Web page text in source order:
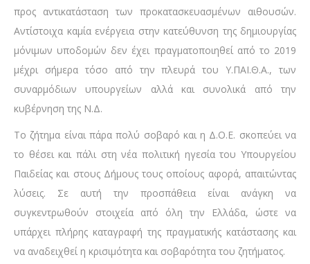
προς αντικατάσταση των προκατασκευασμένων αιθουσών.
Αντίστοιχα καμία ενέργεια στην κατεύθυνση της δημιουργίας
μόνιμων υποδομών δεν έχει πραγματοποιηθεί από το 2019
μέχρι σήμερα τόσο από την πλευρά του Υ.ΠΑΙ.Θ.Α., των
συναρμόδιων υπουργείων αλλά και συνολικά από την
κυβέρνηση της Ν.Δ.
Το ζήτημα είναι πάρα πολύ σοβαρό και η Δ.Ο.Ε. σκοπεύει να
το θέσει και πάλι στη νέα πολιτική ηγεσία του Υπουργείου
Παιδείας και στους Δήμους τους οποίους αφορά, απαιτώντας
λύσεις. Σε αυτή την προσπάθεια είναι ανάγκη να
συγκεντρωθούν στοιχεία από όλη την Ελλάδα, ώστε να
υπάρχει πλήρης καταγραφή της πραγματικής κατάστασης και
να αναδειχθεί η κρισιμότητα και σοβαρότητα του ζητήματος.